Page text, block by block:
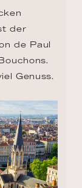
der
de Paul
Genuss.